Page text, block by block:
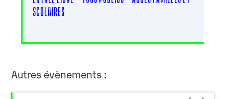
SCOLAIRES
Autres évènements :